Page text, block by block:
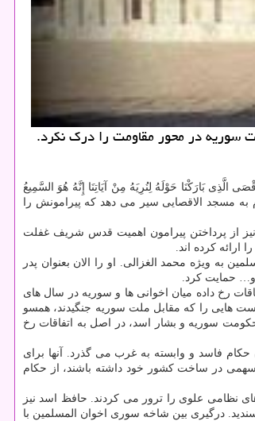
سوریه در محور مقاومت را درك نكرد.
الَّذِی بَارَکْنَا حَوْلَهُ لِنُرِیَهُ مِنْ آیَاتِنَا إِنَّهُ هُوَ السَّمِیعُ
به مسجد الاقصایی سیر می دهد که پیرامونش را
نیز از پرداختن پیرامون اهمیت قدس شریف غفلت
کرده اند.
ویژه محمد الغزالی. او را الان بعنوان پدر
و… حمایت کرد.
رخ داده میان اخوانی ها و سوریه در سال های
هایی را که مقابل ملت سوریه جنگیدند، همسو
سوریه و بشار اسد، در اصل به اتفاقات رخ
فاسد و وابسته به غرب می گذرد. آنها برای
در ساخت کشور خود داشته باشند، از حکام
نظامی علوی را ترور می کردند. حافظ اسد نیز
درگیری بین شاخه سوری اخوان المسلمین با